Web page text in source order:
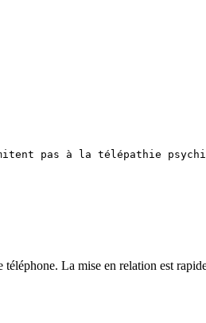
limitent pas à la
La mise en relation est